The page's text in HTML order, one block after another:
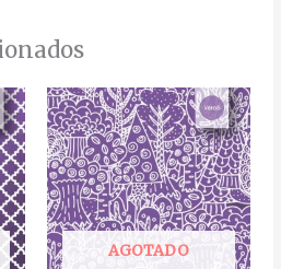
AGOTADO